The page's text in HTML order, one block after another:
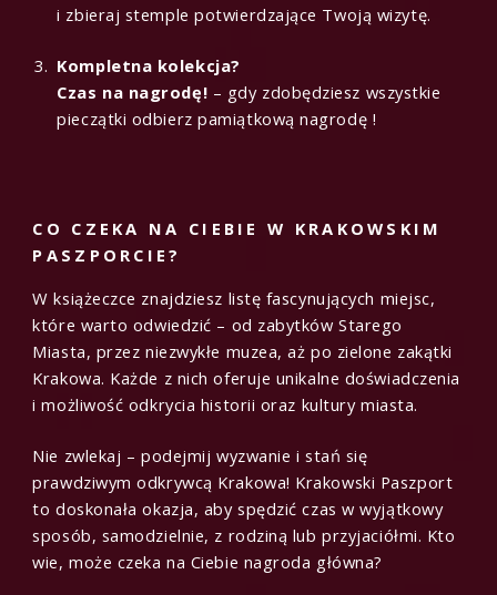
i zbieraj stemple potwierdzające Twoją wizytę.
Kompletna kolekcja?
Czas na nagrodę! – gdy zdobędziesz wszystkie
pieczątki odbierz pamiątkową nagrodę !
CO CZEKA NA CIEBIE W KRAKOWSKIM
PASZPORCIE?
W książeczce znajdziesz listę fascynujących miejsc,
które warto odwiedzić – od zabytków Starego
Miasta, przez niezwykłe muzea, aż po zielone zakątki
Krakowa. Każde z nich oferuje unikalne doświadczenia
i możliwość odkrycia historii oraz kultury miasta.
Nie zwlekaj – podejmij wyzwanie i stań się
prawdziwym odkrywcą Krakowa! Krakowski Paszport
to doskonała okazja, aby spędzić czas w wyjątkowy
sposób, samodzielnie, z rodziną lub przyjaciółmi. Kto
wie, może czeka na Ciebie nagroda główna?